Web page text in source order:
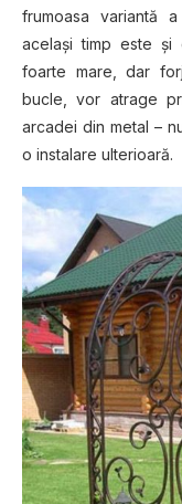
frumoasa variantă
acelaşi timp este şi
foarte mare, dar
bucle, vor atrage
arcadei din metal –
o instalare ulterioară.